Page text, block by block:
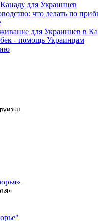
Канаду для Украинцев
что делать по
для Украинцев в
- помощь Украинцам
↓